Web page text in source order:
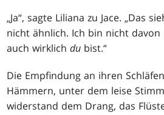
„Ja“, sagte Liliana zu Jace. „Das
nicht ähnlich. Ich bin nicht davon
auch wirklichdu bist.“
Die Empfindung an ihren
Hämmern, unter dem leise
widerstand dem Drang, das